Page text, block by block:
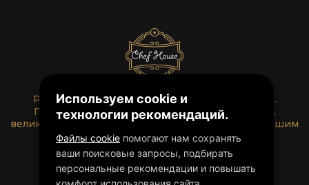
Ресторан Chef House - это правильный выбор.
Приятный интерьер, праздничная атмосфера,
великолепная кухня и отменный сервис - всё к Вашим
услугам!
Используем cookie и
технологии рекомендаций.
Файлы cookie помогают нам сохранять
ваши поисковые запросы, подбирать
персональные рекомендации и повышать